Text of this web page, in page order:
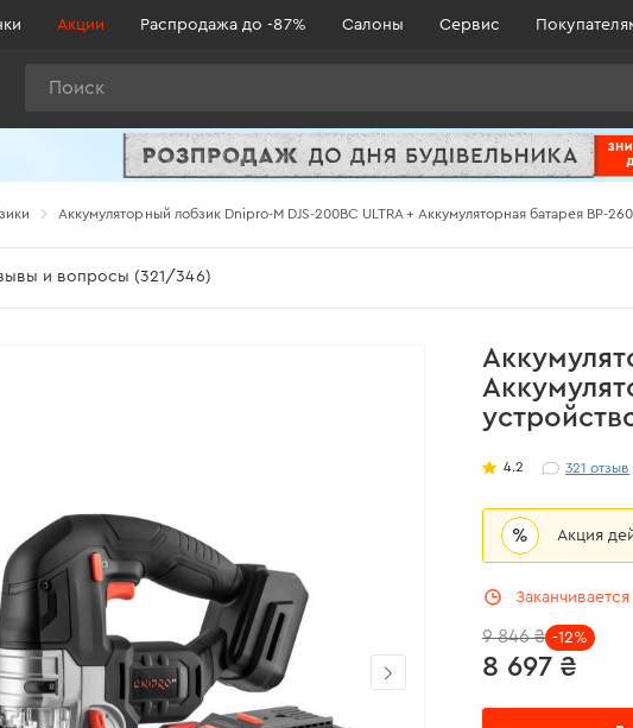
Акции Распродажа до -87% Салоны Сервис
Аккумуляторный лобзик Dnipro-M DJS-200BC ULTRA + Аккумуляторная батарея BP-
и вопросы (321/346)
4.2 321отзыв
% Акция
Заканчивается
8 697 ₴
9 846 ₴ -12%